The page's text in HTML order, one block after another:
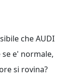
che AUDI
e' normale,
si rovina?